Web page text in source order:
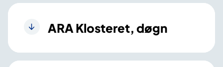
ARA Klosteret, døgn